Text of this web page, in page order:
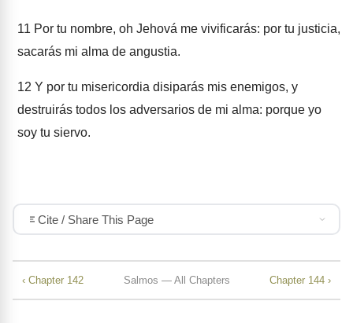
11 Por tu nombre, oh Jehová me vivificarás: por tu justicia,
sacarás mi alma de angustia.
12 Y por tu misericordia disiparás mis enemigos, y
destruirás todos los adversarios de mi alma: porque yo
soy tu siervo.
Cite / Share This Page
‹ Chapter 142 Salmos — All Chapters Chapter 144 ›